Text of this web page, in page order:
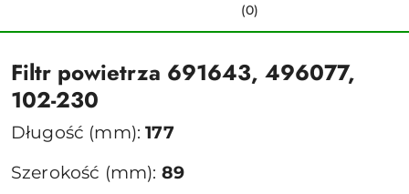
(0)
Filtr powietrza 691643, 496077,
102-230
Długość (mm):177
Szerokość (mm): 89